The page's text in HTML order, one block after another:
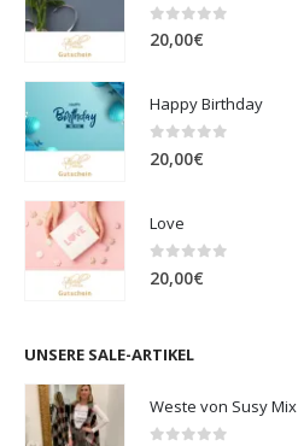
0 out of 5
20,00€
Happy Birthday
0 out of 5
20,00€
Love
0 out of 5
20,00€
UNSERE SALE-ARTIKEL
Weste von Susy Mix